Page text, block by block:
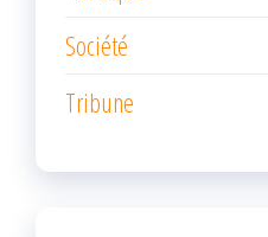
Société
Tribune